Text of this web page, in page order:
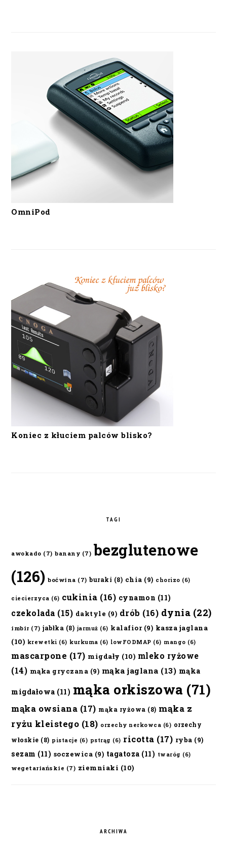
OmniPod
Koniec z kłuciem palców blisko?
TAGI
awokado (7) banany (7) bezglutenowe
(126) boćwina (7) buraki (8) chia (9) chorizo (6)
ciecierzyca (6) cukinia (16) cynamon (11)
czekolada (15) daktyle (9) drób (16) dynia (22)
imbir (7) jabłka (8) jarmuż (6) kalafior(9) kasza jaglana
(10) krewetki (6) kurkuma (6) lowFODMAP (6) mango (6)
mascarpone (17) migdały (10) mleko ryżowe
(14) mąka gryczana (9) mąka jaglana (13) mąka
migdałowa (11) mąka orkiszowa (71)
mąka owsiana (17) mąka ryżowa (8) mąka z
ryżu kleistego (18) orzechy nerkowca (6) orzechy
włoskie (8) pistacje (6) pstrąg (6) ricotta (17) ryba (9)
sezam (11) soczewica (9) tagatoza (11) twaróg (6)
wegetariańskie (7) ziemniaki (10)
ARCHIWA